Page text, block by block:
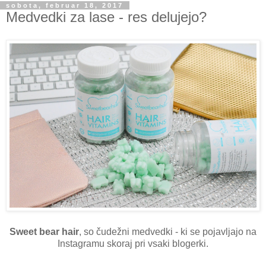
sobota, februar 18, 2017
Medvedki za lase - res delujejo?
Sweet bear hair, so čudežni medvedki - ki se pojavljajo na
Instagramu skoraj pri vsaki blogerki.